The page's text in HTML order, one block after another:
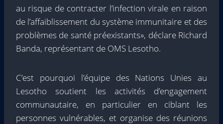
au risque de contracter l’infection virale en raison
de l’affaiblissement du système immunitaire et des
problèmes de santé préexistants», déclare Richard
Banda, représentant de OMS Lesotho.
C’est pourquoi l’équipe des Nations Unies au
Lesotho soutient les activités d’engagement
communautaire, en particulier en ciblant les
personnes vulnérables, et organise des réunions